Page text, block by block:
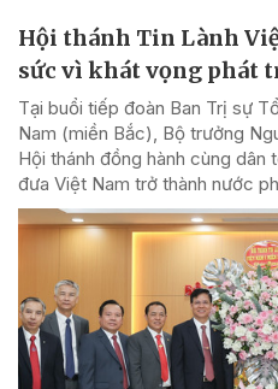
Hội thánh Tin Lành
sức vì khát vọng phát
Tại buổi tiếp đoàn Ban Trị sự
Nam (miền Bắc), Bộ trưởng
Hội thánh đồng hành cùng
đưa Việt Nam trở thành nước